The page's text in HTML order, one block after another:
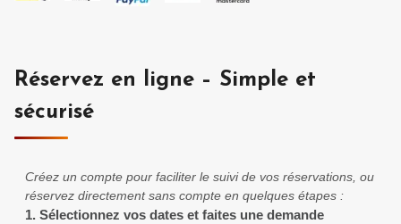
Réservez en ligne – Simple et
sécurisé
Créez un compte pour faciliter le suivi de vos réservations, ou
réservez directement sans compte en quelques étapes :
1. Sélectionnez vos dates et faites une demande